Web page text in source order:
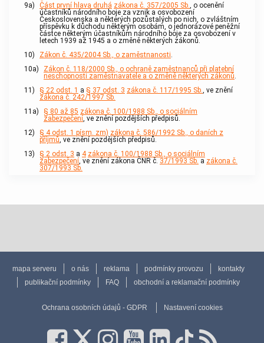
9a)
Část první hlava druhá zákona č. 357/2005 Sb., o ocenění
účastníků národního boje za vznik a osvobození
Československa a některých pozůstalých po nich, o zvláštním
příspěvku k důchodu některým osobám, o jednorázové peněžní
částce některým účastníkům národního boje za osvobození v
letech 1939 až 1945 a o změně některých zákonů.
10)
Zákon č. 435/2004 Sb., o zaměstnanosti.
10a)
Zákon č. 118/2000 Sb., o ochraně zaměstnanců při platební
neschopnosti zaměstnavatele a o změně některých zákonů.
11)
§ 22 odst. 1 a § 37 odst. 3 zákona č. 117/1995 Sb., ve znění
zákona č. 242/1997 Sb.
11a)
§ 80 až 85 zákona č. 100/1988 Sb., o sociálním
zabezpečení, ve znění pozdějších předpisů.
12)
§ 4 odst. 1 písm. zm) zákona č. 586/1992 Sb., o daních z
příjmů, ve znění pozdějších předpisů.
13)
§ 2 odst. 3 a 4 zákona č. 100/1988 Sb., o sociálním
zabezpečení, ve znění zákona ČNR č. 37/1993 Sb. a zákona č.
307/1993 Sb.
mapa serveru o nás reklama podmínky provozu
kontakty
publikační podmínky
FAQ obchodní a reklamační podmínky
Ochrana osobních údajů - GDPR Nastavení cookies